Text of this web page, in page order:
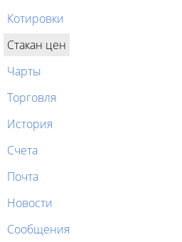
Котировки
Стакан цен
Чарты
Торговля
История
Счета
Почта
Новости
Сообщения